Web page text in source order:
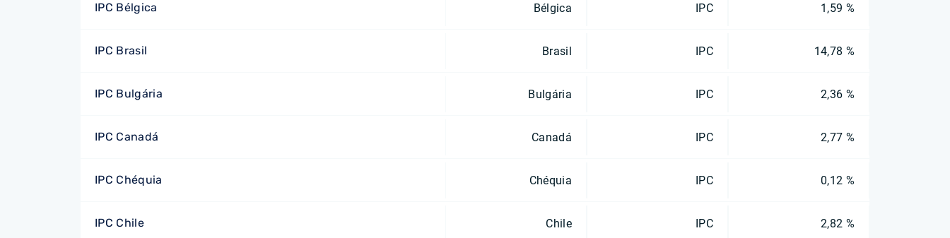
IPC Bélgica Bélgica IPC 1,59 %
IPC Brasil Brasil IPC 14,78 %
IPC Bulgária Bulgária IPC 2,36 %
IPC Canadá Canadá IPC 2,77 %
IPC Chéquia Chéquia IPC 0,12 %
IPC Chile Chile IPC 2,82 %